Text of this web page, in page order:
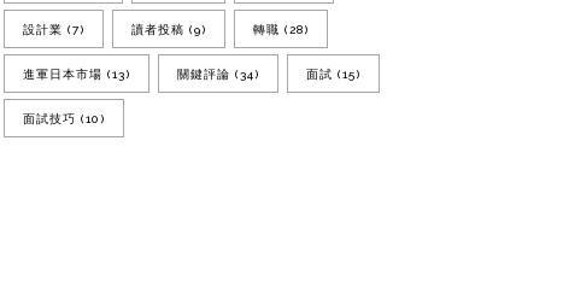
設計業 (7) 讀者投稿 (9) 轉職 (28)
進軍日本市場 (13) 關鍵評論 (34) 面試 (15)
面試技巧 (10)